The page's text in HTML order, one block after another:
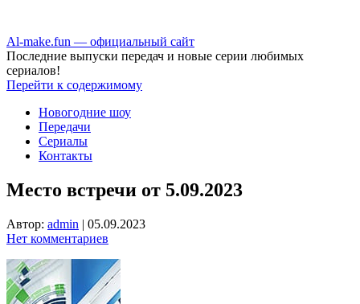
Аl-make.fun — официальный сайт
Последние выпуски передач и новые серии любимых
сериалов!
Перейти к содержимому
Новогодние шоу
Передачи
Сериалы
Контакты
Место встречи от 5.09.2023
Автор: admin | 05.09.2023
Нет комментариев